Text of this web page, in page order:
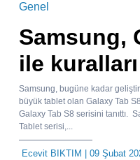
Genel
Samsung,
ile
Samsung, bugüne kadar
büyük tablet olan Galaxy Tab
Galaxy Tab S8 serisini tanıttı.
Tablet serisi,...
Ecevit BIKTIM | 09 Şubat